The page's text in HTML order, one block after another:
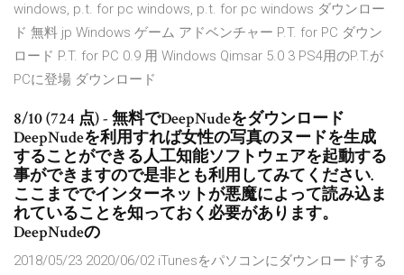
windows, p.t. for pc windows, p.t. for pc windows ダウンロー
ド 無料 jp Windows ゲーム アドベンチャー P.T. for PC ダウン
ロード P.T. for PC 0.9 用 Windows Qimsar 5.0 3 PS4用のP.T.が
PCに登場 ダウンロード
8/10 (724 点) - 無料でDeepNudeをダウンロード
DeepNudeを利用すれば女性の写真のヌードを生成
することができる人工知能ソフトウェアを起動する
事ができますので是非とも利用してみてください.
ここまででインターネットが悪魔によって読み込ま
れていることを知っておく必要があります。
DeepNudeの
2018/05/23 2020/06/02 iTunesをパソコンにダウンロードする